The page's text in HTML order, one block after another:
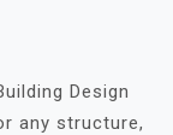
Design
any structure,